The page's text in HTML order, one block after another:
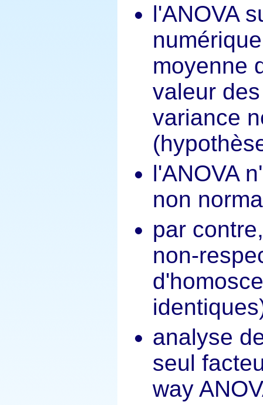
l'ANOVA
moyenne
valeur
variance
l'ANOVA
non
par
non-
analyse
seul
way